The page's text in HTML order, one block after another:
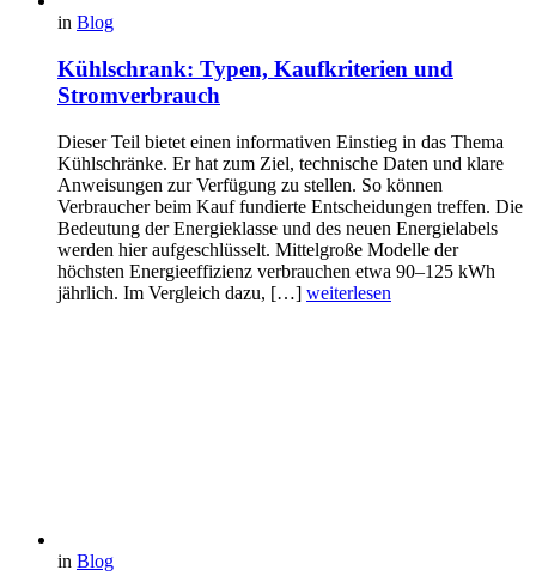
in Blog
Kühlschrank: Typen, Kaufkriterien und
Stromverbrauch
Dieser Teil bietet einen informativen Einstieg in das Thema
Kühlschränke. Er hat zum Ziel, technische Daten und klare
Anweisungen zur Verfügung zu stellen. So können
Verbraucher beim Kauf fundierte Entscheidungen treffen. Die
Bedeutung der Energieklasse und des neuen Energielabels
werden hier aufgeschlüsselt. Mittelgroße Modelle der
höchsten Energieeffizienz verbrauchen etwa 90–125 kWh
jährlich. Im Vergleich dazu, […] weiterlesen
in Blog